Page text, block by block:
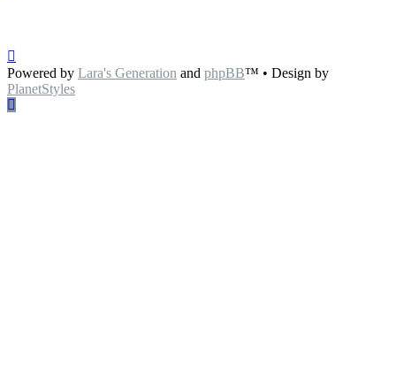
Powered by Lara's Generation and phpBB™ • Design by
PlanetStyles